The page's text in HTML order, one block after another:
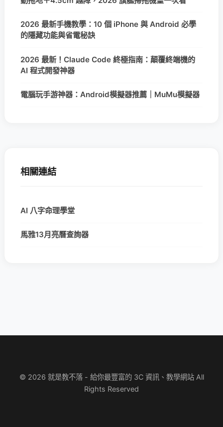
2026 最新手機教學：10 個 iPhone 與 Android 必學
的隱藏功能與省電秘訣
2026 最新！Claude Code 終極指南：顛覆終端機的
AI 程式開發神器
電腦玩手游神器：Android模擬器推薦｜MuMu模擬器
相關連結
AI 八字命理學堂
馬雅13月亮曆查詢器
© 2026 就是教不落 - 給你最豐富的 3C 資訊、教學網站 All
Rights Reserved